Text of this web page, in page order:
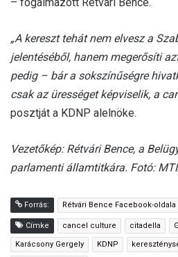
– fogalmazott Rétvári Bence.
„A kereszt tehát nem elvesz a
jelentéséből, hanem megerősíti
pedig – bár a sokszínűségre
csak az ürességet képviselik, a
posztját a KDNP alelnöke.
Vezetőkép: Rétvári Bence, a
parlamenti államtitkára. Fotó:
Forrás: Rétvári Bence Facebook-oldala
Címke cancel culture citadella
Karácsony Gergely KDNP